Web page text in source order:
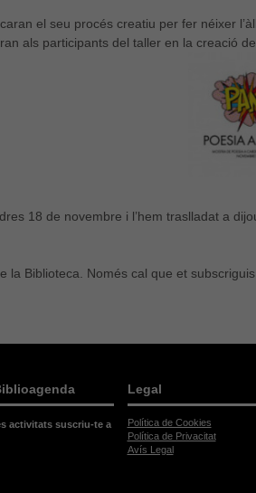
el seu procés creatiu per fer néixer
als participants del taller en la creació
18 de novembre i l’hem traslladat a
la Biblioteca. Només cal que et
activitats suscriu-te a
Legal
Política de Cookies
Política de Privacitat
Avís Legal